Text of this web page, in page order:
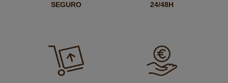
SEGURO
24/48H